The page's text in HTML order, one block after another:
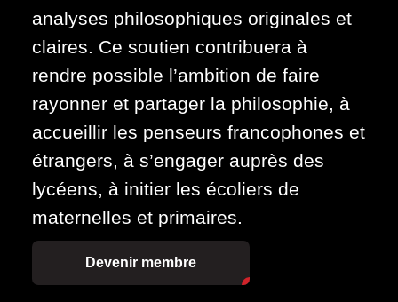
analyses philosophiques originales et
claires. Ce soutien contribuera à
rendre possible l’ambition de faire
rayonner et partager la philosophie, à
accueillir les penseurs francophones et
étrangers, à s’engager auprès des
lycéens, à initier les écoliers de
maternelles et primaires.
Devenir membre